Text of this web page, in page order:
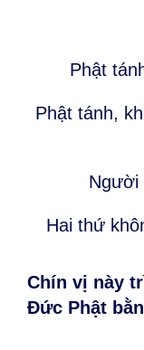
Phật
Phật tánh,
Người
Hai thứ
Chín vị này
Đức Phật